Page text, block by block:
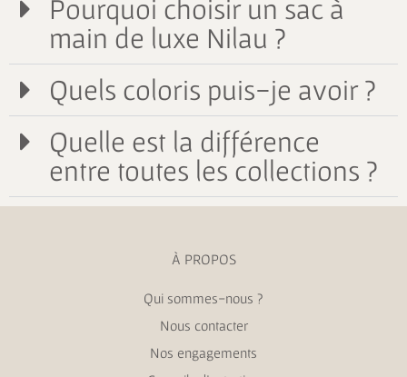
Pourquoi choisir un sac à
main de luxe Nilau ?
Quels coloris puis-je avoir ?
Quelle est la différence
entre toutes les collections ?
À PROPOS
Qui sommes-nous ?
Nous contacter
Nos engagements